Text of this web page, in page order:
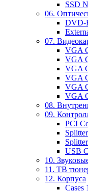
SSD
06.
DVD-
07.
VGA
VGA
VGA
VGA
VGA
VGA
08.
09.
PCI
USB
10.
11. ТВ
12. Корпуса
Cases